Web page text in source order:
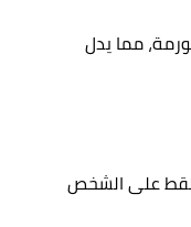
مما يدل
على الشخص